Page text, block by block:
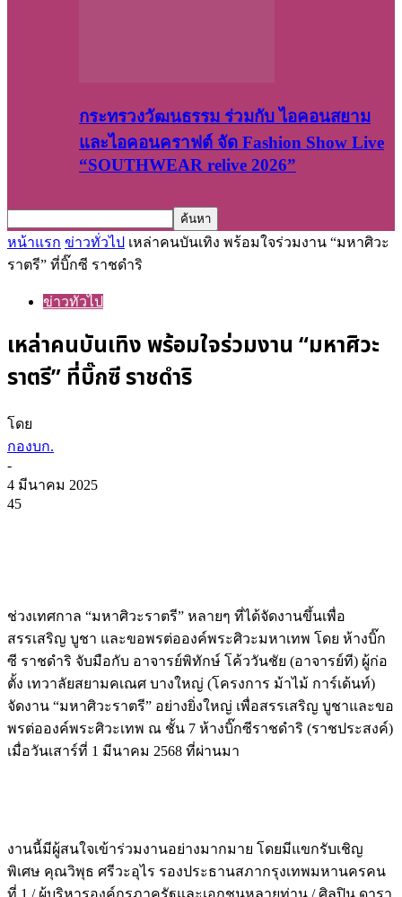
กระทรวงวัฒนธรรม ร่วมกับ ไอคอนสยาม
และไอคอนคราฟต์ จัด Fashion Show Live
“SOUTHWEAR relive 2026”
หน้าแรก ข่าวทั่วไป เหล่าคนบันเทิง พร้อมใจร่วมงาน “มหาศิวะ
ราตรี” ที่บิ๊กซี ราชดำริ
ข่าวทั่วไป
เหล่าคนบันเทิง พร้อมใจร่วมงาน “มหาศิวะ
ราตรี” ที่บิ๊กซี ราชดำริ
โดย
กองบก.
-
4 มีนาคม 2025
45
ช่วงเทศกาล “มหาศิวะราตรี” หลายๆ ที่ได้จัดงานขึ้นเพื่อ
สรรเสริญ บูชา และขอพรต่อองค์พระศิวะมหาเทพ โดย ห้างบิ๊ก
ซี ราชดำริ จับมือกับ อาจารย์พิทักษ์ โค้ววันชัย (อาจารย์ที) ผู้ก่อ
ตั้ง เทวาลัยสยามคเณศ บางใหญ่ (โครงการ ม้าไม้ การ์เด้นท์)
จัดงาน “มหาศิวะราตรี” อย่างยิ่งใหญ่ เพื่อสรรเสริญ บูชาและขอ
พรต่อองค์พระศิวะเทพ ณ ชั้น 7 ห้างบิ๊กซีราชดำริ (ราชประสงค์)
เมื่อวันเสาร์ที่ 1 มีนาคม 2568 ที่ผ่านมา
งานนี้มีผู้สนใจเข้าร่วมงานอย่างมากมาย โดยมีแขกรับเชิญ
พิเศษ คุณวิพุธ ศรีวะอุไร รองประธานสภากรุงเทพมหานครคน